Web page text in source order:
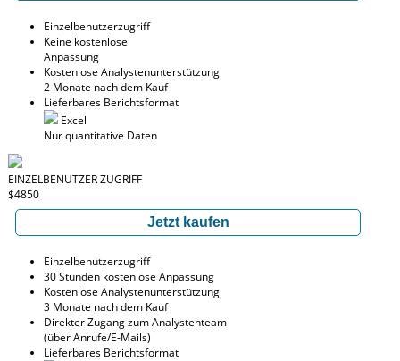
Einzelbenutzerzugriff
Keine kostenlose
Anpassung
Kostenlose Analystenunterstützung
2 Monate nach dem Kauf
Lieferbares Berichtsformat
Excel
Nur quantitative Daten
EINZELBENUTZER ZUGRIFF
$4850
Jetzt kaufen
Einzelbenutzerzugriff
30 Stunden kostenlose Anpassung
Kostenlose Analystenunterstützung
3 Monate nach dem Kauf
Direkter Zugang zum Analystenteam
(über Anrufe/E-Mails)
Lieferbares Berichtsformat